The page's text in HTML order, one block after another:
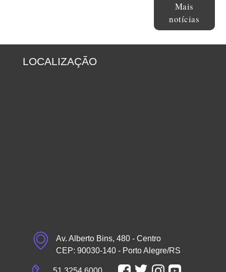
Mais
notícias
LOCALIZAÇÃO
Av. Alberto Bins, 480 - Centro
CEP: 90030-140 - Porto Alegre/RS